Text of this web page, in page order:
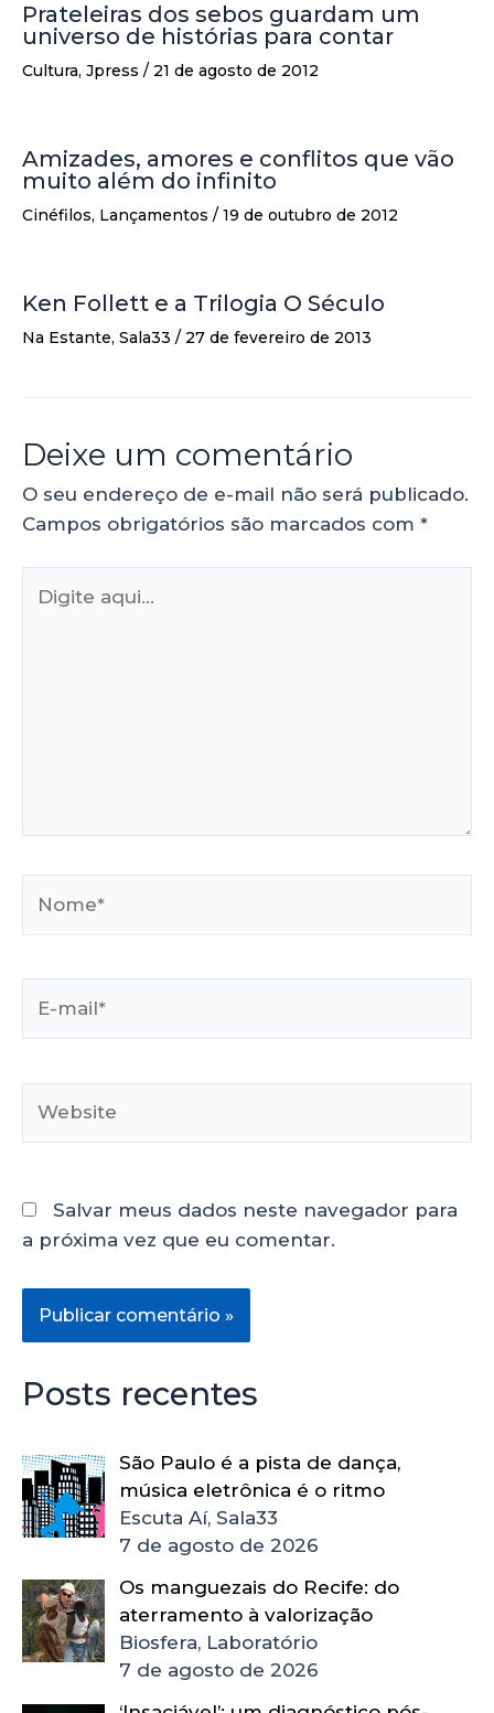
Prateleiras dos sebos guardam um
universo de histórias para contar
Cultura, Jpress / 21 de agosto de 2012
Amizades, amores e conflitos que vão
muito além do infinito
Cinéfilos, Lançamentos / 19 de outubro de 2012
Ken Follett e a Trilogia O Século
Na Estante, Sala33 / 27 de fevereiro de 2013
Deixe um comentário
O seu endereço de e-mail não será publicado.
Campos obrigatórios são marcados com *
Salvar meus dados neste navegador para
a próxima vez que eu comentar.
Posts recentes
São Paulo é a pista de dança,
música eletrônica é o ritmo
Escuta Aí, Sala33
7 de agosto de 2026
Os manguezais do Recife: do
aterramento à valorização
Biosfera, Laboratório
7 de agosto de 2026